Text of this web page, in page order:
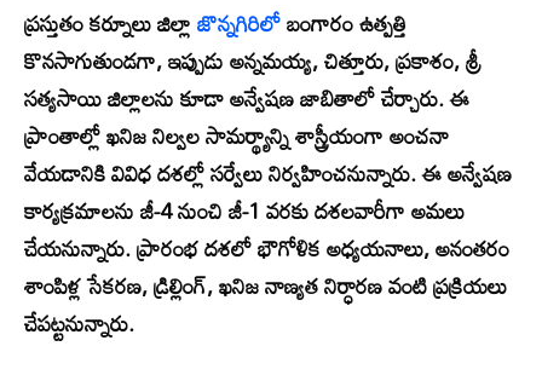
ప్రస్తుతం కర్నూలు జిల్లాజొన్నగిరిలోబంగారం ఉత్పత్తి
కొనసాగుతుండగా, ఇప్పుడు అన్నమయ్య, చిత్తూరు, ప్రకాశం, శ్రీ
సత్యసాయి జిల్లాలను కూడా అన్వేషణ జాబితాలో చేర్చారు. ఈ
ప్రాంతాల్లో ఖనిజ నిల్వల సామర్థ్యాన్ని శాస్త్రీయంగా అంచనా
వేయడానికి వివిధ దశల్లో సర్వేలు నిర్వహించనున్నారు. ఈ అన్వేషణ
కార్యక్రమాలను జీ-4 నుంచి జీ-1 వరకు దశలవారీగా అమలు
చేయనున్నారు. ప్రారంభ దశలో భౌగోళిక అధ్యయనాలు, అనంతరం
శాంపిళ్ల సేకరణ, డ్రిల్లింగ్, ఖనిజ నాణ్యత నిర్ధారణ వంటి ప్రక్రియలు
చేపట్టనున్నారు.